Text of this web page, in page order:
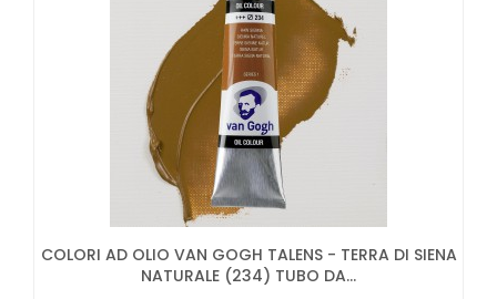
COLORI AD OLIO VAN GOGH TALENS - TERRA DI SIENA
NATURALE (234) TUBO DA...